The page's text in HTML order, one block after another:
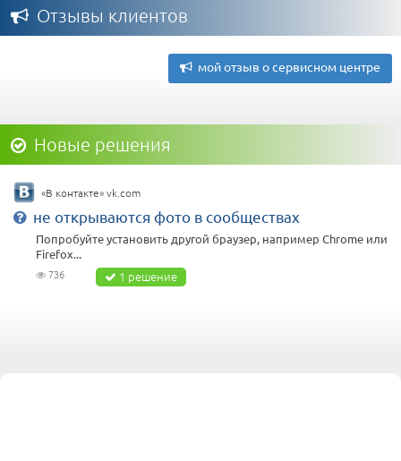
Отзывы клиентов
мой отзыв о сервисном центре
Новые решения
«В контакте» vk.com
не открываются фото в сообществах
Попробуйте установить другой браузер, например Chrome или
Firefox...
736 1 решение